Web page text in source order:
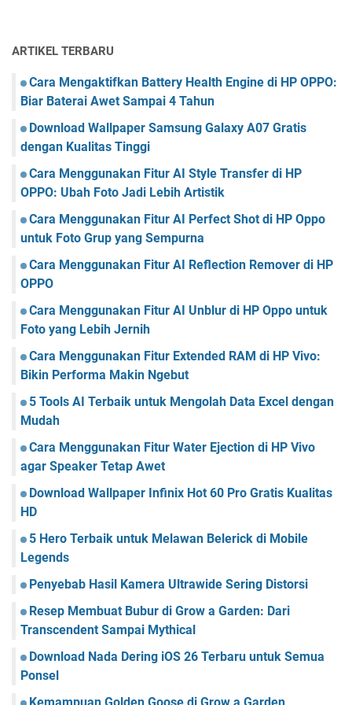
ARTIKEL TERBARU
Cara Mengaktifkan Battery Health Engine di HP OPPO:
Biar Baterai Awet Sampai 4 Tahun
Download Wallpaper Samsung Galaxy A07 Gratis
dengan Kualitas Tinggi
Cara Menggunakan Fitur AI Style Transfer di HP
OPPO: Ubah Foto Jadi Lebih Artistik
Cara Menggunakan Fitur AI Perfect Shot di HP Oppo
untuk Foto Grup yang Sempurna
Cara Menggunakan Fitur AI Reflection Remover di HP
OPPO
Cara Menggunakan Fitur AI Unblur di HP Oppo untuk
Foto yang Lebih Jernih
Cara Menggunakan Fitur Extended RAM di HP Vivo:
Bikin Performa Makin Ngebut
5 Tools AI Terbaik untuk Mengolah Data Excel dengan
Mudah
Cara Menggunakan Fitur Water Ejection di HP Vivo
agar Speaker Tetap Awet
Download Wallpaper Infinix Hot 60 Pro Gratis Kualitas
HD
5 Hero Terbaik untuk Melawan Belerick di Mobile
Legends
Penyebab Hasil Kamera Ultrawide Sering Distorsi
Resep Membuat Bubur di Grow a Garden: Dari
Transcendent Sampai Mythical
Download Nada Dering iOS 26 Terbaru untuk Semua
Ponsel